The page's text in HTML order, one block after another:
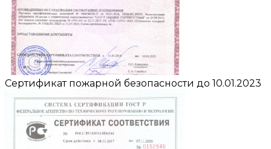
Сертификат пожарной безопасности до 10.01.2023